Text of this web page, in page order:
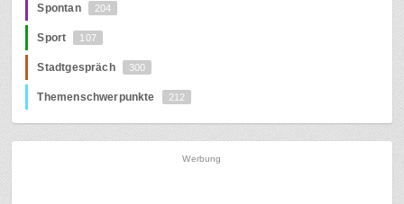
Spontan 204
Sport 107
Stadtgespräch 300
Themenschwerpunkte 212
Werbung